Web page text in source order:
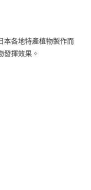
本各地特產植物製作而
發揮效果。